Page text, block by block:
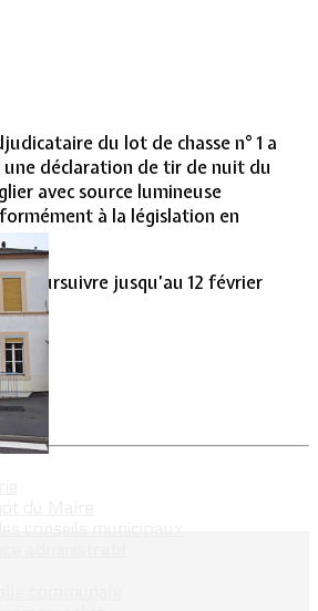
du lot de chasse n° 1 a
déclaration de tir de nuit du
avec source lumineuse
à la législation en
poursuivre jusqu’au 12 février